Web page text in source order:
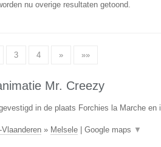
nu overige resultaten getoond.
3 4 » »»
Mr. Creezy
in de plaats Forchies la Marche en
» Melsele| Google maps ▼